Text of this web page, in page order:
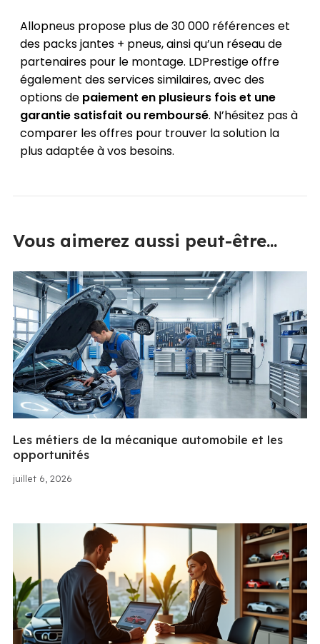
Allopneus propose plus de 30 000 références et
des packs jantes + pneus, ainsi qu’un réseau de
partenaires pour le montage. LDPrestige offre
également des services similaires, avec des
options de paiement en plusieurs fois et une
garantie satisfait ou remboursé. N’hésitez pas à
comparer les offres pour trouver la solution la
plus adaptée à vos besoins.
Vous aimerez aussi peut-être...
juillet 6, 2026
Les métiers de la mécanique automobile et les
opportunités